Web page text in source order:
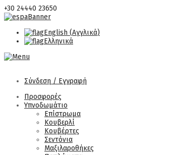
+30 24440 23650
English (Αγγλικά)
Ελληνικά
Σύνδεση / Εγγραφή
Προσφορές
Υπνοδωμάτιο
Επίστρωμα
Κουβερλί
Κουβέρτες
Σεντόνια
Μαξιλαροθήκες